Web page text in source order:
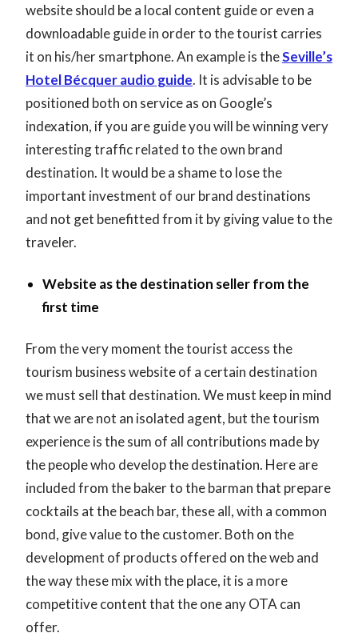
website should be a local content guide or even a
downloadable guide in order to the tourist carries
it on his/her smartphone. An example is theSeville’s
Hotel Bécquer audio guide. It is advisable to be
positioned both on service as on Google’s
indexation, if you are guide you will be winning very
interesting traffic related to the own brand
destination. It would be a shame to lose the
important investment of our brand destinations
and not get benefitted from it by giving value to the
traveler.
Website as the destination seller from the
first time
From the very moment the tourist access the
tourism business website of a certain destination
we must sell that destination. We must keep in mind
that we are not an isolated agent, but the tourism
experience is the sum of all contributions made by
the people who develop the destination. Here are
included from the baker to the barman that prepare
cocktails at the beach bar, these all, with a common
bond, give value to the customer. Both on the
development of products offered on the web and
the way these mix with the place, it is a more
competitive content that the one any OTA can
offer.